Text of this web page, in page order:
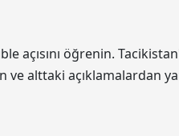
açısını öğrenin.
alttaki açıklamalardan